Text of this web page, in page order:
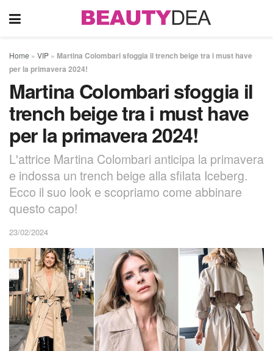
Home » VIP » Martina Colombari sfoggia il trench beige tra i must have
per la primavera 2024!
Martina Colombari sfoggia il
trench beige tra i must have
per la primavera 2024!
L'attrice Martina Colombari anticipa la primavera
e indossa un trench beige alla sfilata Iceberg.
Ecco il suo look e scopriamo come abbinare
questo capo!
23/02/2024